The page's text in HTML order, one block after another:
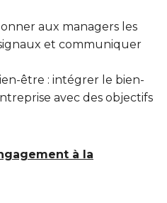
aux managers les
et communiquer
être : intégrer le bien-
avec des objectifs
à la